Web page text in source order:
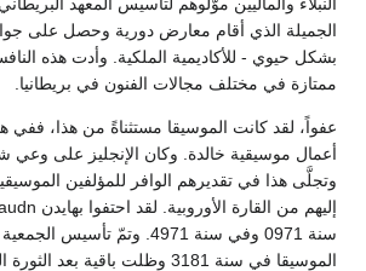
الجميلة الذي أقام معارض دورية وحصل على
بشكل حيوي - للأكاديمية الملكية. وأدت هذه
ممتازة في مختلف مجالات الفنون في بريطانيا.
عفواً، لقد كانت الموسيقا مستثناةً من هذا، ففي
أعمال موسيقية خالدة. وكان الإنجليز على وعي
وتجلَّى هذا في تقديرهم الوافر للمؤلفين
سنة 0971 وفي سنة 4971. وتمّ
الموسيقا في سنة 3181 وظلت باقية بعد